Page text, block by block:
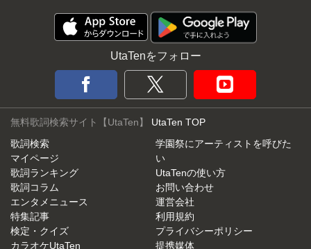
UtaTenをフォロー
無料歌詞検索サイト【UtaTen】 UtaTen TOP
歌詞検索
マイページ
歌詞ランキング
歌詞コラム
エンタメニュース
特集記事
検定・クイズ
カラオケUtaTen
学園祭にアーティストを呼びた
い
UtaTenの使い方
お問い合わせ
運営会社
利用規約
プライバシーポリシー
提携媒体